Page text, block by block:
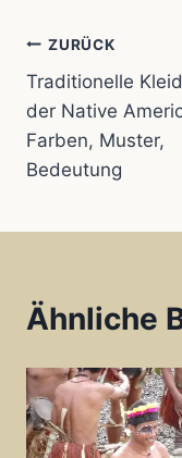
e
o
ZURÜCK
Traditionelle
der Native
Farben, Muster,
Bedeutung
Ähnliche